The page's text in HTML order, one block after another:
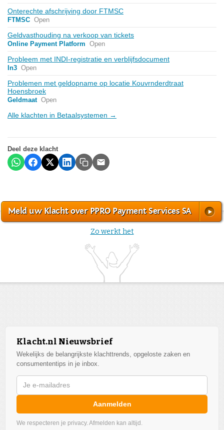
Onterechte afschrijving door FTMSC
FTMSC Open
Geldvasthouding na verkoop van tickets
Online Payment Platform Open
Probleem met INDI-registratie en verblijfsdocument
In3 Open
Problemen met geldopname op locatie Kouvrnderdtraat
Hoensbroek
Geldmaat Open
Alle klachten in Betaalsystemen →
Deel deze klacht
Meld uw Klacht over PPRO Payment Services SA
Zo werkt het
Klacht.nl Nieuwsbrief
Wekelijks de belangrijkste klachttrends, opgeloste zaken en
consumententips in je inbox.
Aanmelden
We respecteren je privacy. Afmelden kan altijd.